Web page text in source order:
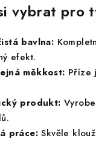
vybrat pro
bavlna:
efekt.
měkkost: Příze
produkt:
práce: Skvěle